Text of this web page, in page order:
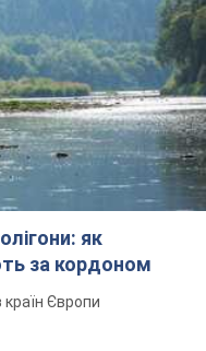
як
за кордоном
країн Європи